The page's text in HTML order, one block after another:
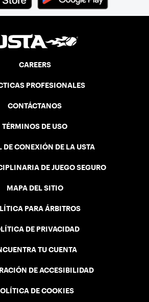
CAREERS
PROFESIONALES
CONTÁCTANOS
TÉRMINOS DE USO
DE CONEXIÓN DE LA USTA
DE JUEGO SEGURO
MAPA DEL SITIO
PARA ÁRBITROS
DE PRIVACIDAD
TU CUENTA
DE ACCESIBILIDAD
DE COOKIES